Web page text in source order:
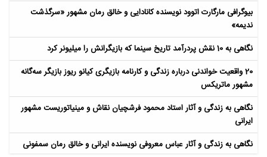
بیوگرافی مارگارت اتوود نویسنده کانادایی و خالق رمان مشهور «سرگذشت
ندیمه»
نگاهی به 10 نقش پردرآمد تاریخ سینما که بازیگرانش را میلیونر کرد
20 واقعیت خواندنی درباره زندگی و کارنامه بازیگری کیانو ریوز بازیگر سه‌گانه
مشهور ماتریکس
نگاهی به زندگی و آثار استاد محمود فرشچیان نقاش و مینیاتوریست مشهور
ایرانی
نگاهی به زندگی و آثار عباس معروفی نویسنده ایرانی و خالق رمان سمفونی